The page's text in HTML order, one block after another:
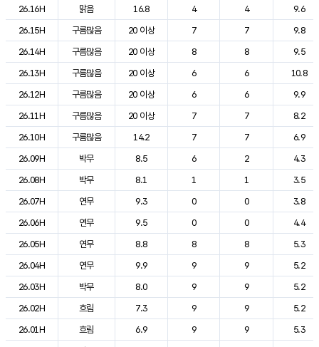
26.16H
맑음 16.8 4 4
9.6
26.15H
구름많음 20 이상 7 7
9.8
26.14H
구름많음 20 이상 8 8
9.5
26.13H
구름많음 20 이상 6 6
10.8
26.12H
구름많음 20 이상 6 6
9.9
26.11H
구름많음 20 이상 7 7
8.2
26.10H
구름많음 14.2 7 7
6.9
26.09H
박무 8.5 6 2
4.3
26.08H
박무 8.1 1 1
3.5
26.07H
연무 9.3 0 0
3.8
26.06H
연무 9.5 0 0
4.4
26.05H
연무 8.8 8 8
5.3
26.04H
연무 9.9 9 9
5.2
26.03H
박무 8.0 9 9
5.2
26.02H
흐림 7.3 9 9
5.2
26.01H
흐림 6.9 9 9
5.3